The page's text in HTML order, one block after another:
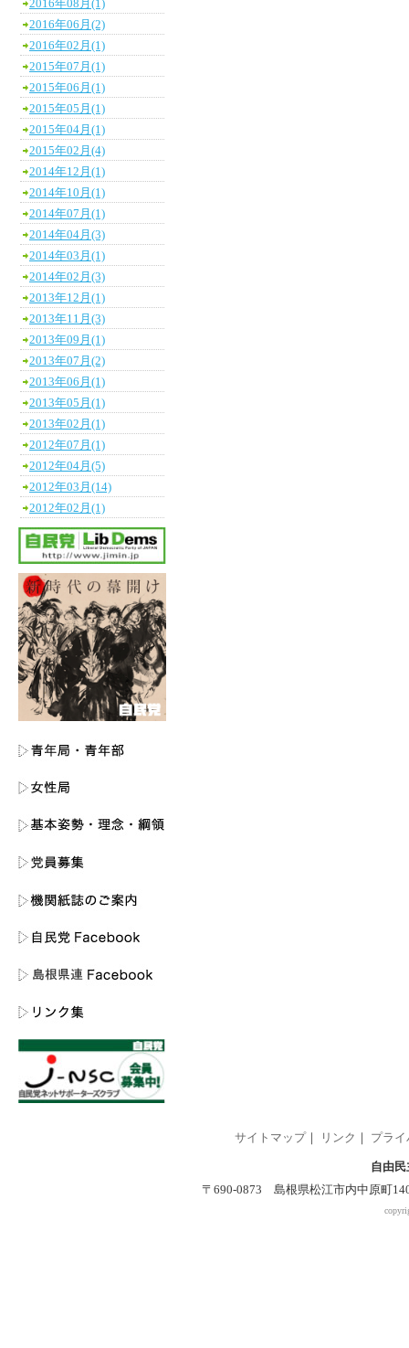
2016年08月(1)
2016年06月(2)
2016年02月(1)
2015年07月(1)
2015年06月(1)
2015年05月(1)
2015年04月(1)
2015年02月(4)
2014年12月(1)
2014年10月(1)
2014年07月(1)
2014年04月(3)
2014年03月(1)
2014年02月(3)
2013年12月(1)
2013年11月(3)
2013年09月(1)
2013年07月(2)
2013年06月(1)
2013年05月(1)
2013年02月(1)
2012年07月(1)
2012年04月(5)
2012年03月(14)
2012年02月(1)
サイトマップ｜ リンク プラ
自由
〒690-0873 島根県松江市内中原町